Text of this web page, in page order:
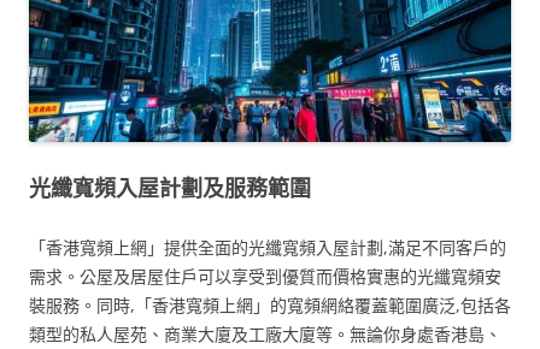
光纖寬頻入屋計劃及服務範圍
「香港寬頻上網」提供全面的光纖寬頻入屋計劃,滿足不同客戶的
需求。公屋及居屋住戶可以享受到優質而價格實惠的光纖寬頻安
裝服務。同時,「香港寬頻上網」的寬頻網絡覆蓋範圍廣泛,包括各
類型的私人屋苑、商業大廈及工廠大廈等。無論你身處香港島、